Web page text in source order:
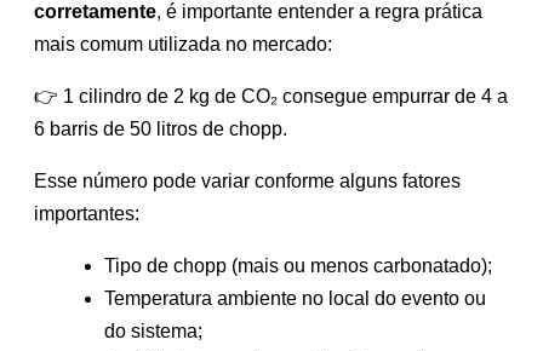
corretamente, é importante entender a regra prática
mais comum utilizada no mercado:
👉 1 cilindro de 2 kg de CO₂ consegue empurrar de 4 a
6 barris de 50 litros de chopp.
Esse número pode variar conforme alguns fatores
importantes:
Tipo de chopp (mais ou menos carbonatado);
Temperatura ambiente no local do evento ou
do sistema;